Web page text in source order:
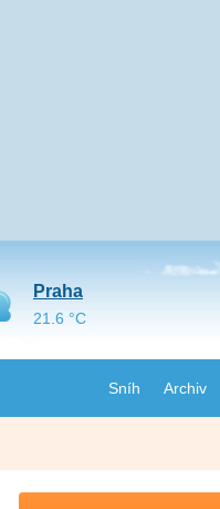
Sníh Archiv
Praha
21.6 °C